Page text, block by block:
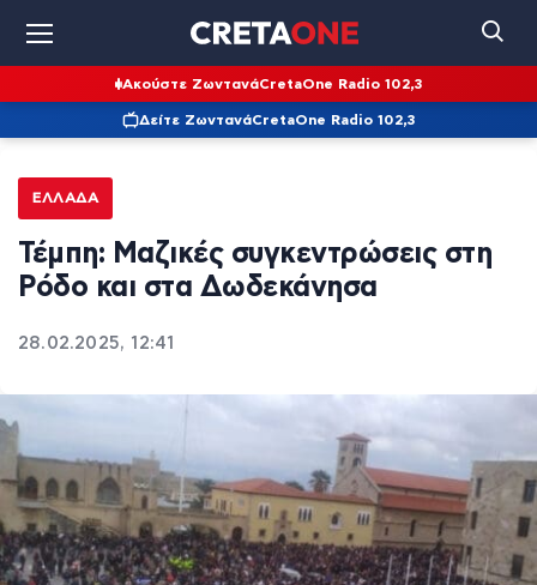
Ακούστε ΖωντανάCretaOne Radio 102,3
Δείτε ΖωντανάCretaOne Radio 102,3
ΕΛΛΆΔΑ
Τέμπη: Μαζικές συγκεντρώσεις στη
Ρόδο και στα Δωδεκάνησα
28.02.2025, 12:41